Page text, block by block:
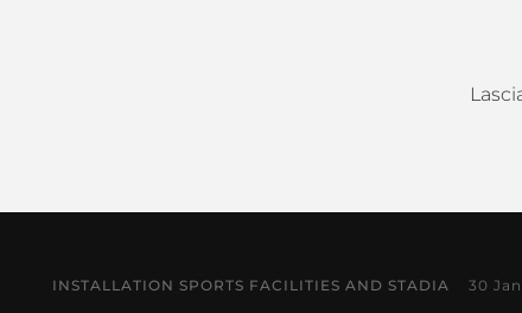
INSTALLATION SPORTS FACILITIES AND STADIA 30